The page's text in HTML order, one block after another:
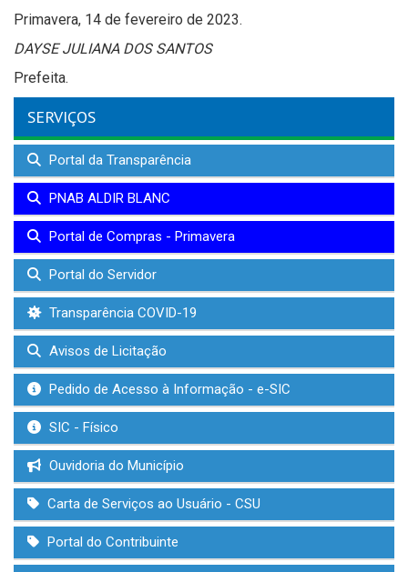
Primavera, 14 de fevereiro de 2023.
DAYSE JULIANA DOS SANTOS
Prefeita.
SERVIÇOS
Portal da Transparência
PNAB ALDIR BLANC
Portal de Compras - Primavera
Portal do Servidor
Transparência COVID-19
Avisos de Licitação
Pedido de Acesso à Informação - e-SIC
SIC - Físico
Ouvidoria do Município
Carta de Serviços ao Usuário - CSU
Portal do Contribuinte